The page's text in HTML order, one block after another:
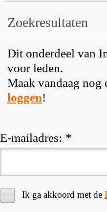
Zoekresultaten
Dit onderdeel van
voor leden.
Maak vandaag nog
loggen!
E-mailadres: *
Ik ga akkoord met de